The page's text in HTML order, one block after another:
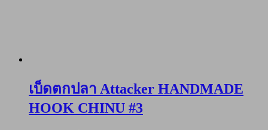
เบ็ดตกปลา Attacker HANDMADE
HOOK CHINU #3